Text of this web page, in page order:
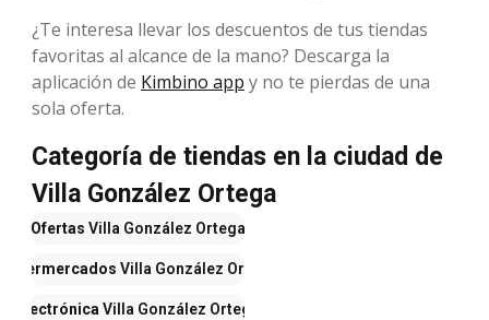
¿Te interesa llevar los descuentos de tus tiendas
favoritas al alcance de la mano? Descarga la
aplicación de Kimbino app y no te pierdas de una
sola oferta.
Categoría de tiendas en la ciudad de
Villa González Ortega
Ofertas Villa González Ortega
Supermercados Villa González Ortega
Electrónica Villa González Ortega